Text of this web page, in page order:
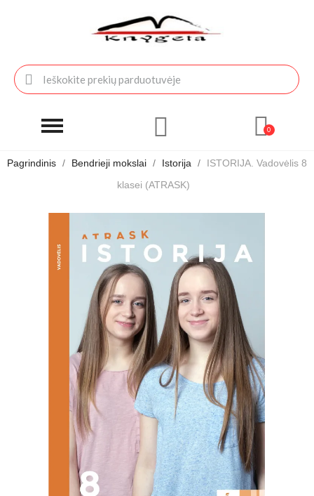
Pagrindinis Bendrieji mokslai Istorija
ISTORIJA. Vadovėlis 8
klasei (ATRASK)